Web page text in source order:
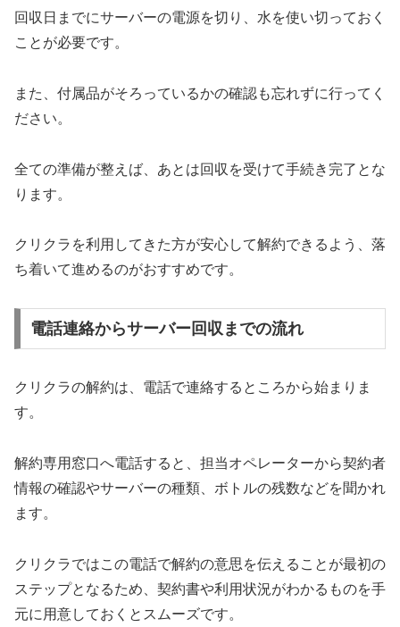
回収日までにサーバーの電源を切り、水を使い切っておく
ことが必要です。
また、付属品がそろっているかの確認も忘れずに行ってく
ださい。
全ての準備が整えば、あとは回収を受けて手続き完了とな
ります。
クリクラを利用してきた方が安心して解約できるよう、落
ち着いて進めるのがおすすめです。
電話連絡からサーバー回収までの流れ
クリクラの解約は、電話で連絡するところから始まりま
す。
解約専用窓口へ電話すると、担当オペレーターから契約者
情報の確認やサーバーの種類、ボトルの残数などを聞かれ
ます。
クリクラではこの電話で解約の意思を伝えることが最初の
ステップとなるため、契約書や利用状況がわかるものを手
元に用意しておくとスムーズです。